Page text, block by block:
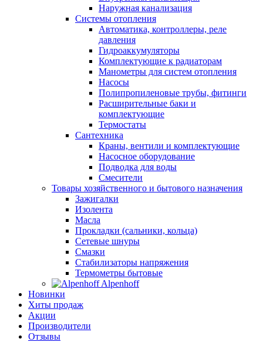
Наружная канализация
Системы отопления
Автоматика, контроллеры, реле
давления
Гидроаккумуляторы
Комплектующие к радиаторам
Манометры для систем отопления
Насосы
Полипропиленовые трубы, фитинги
Расширительные баки и
комплектующие
Термостаты
Сантехника
Краны, вентили и комплектующие
Насосное оборудование
Подводка для воды
Смесители
Товары хозяйственного и бытового назначения
Зажигалки
Изолента
Масла
Прокладки (сальники, кольца)
Сетевые шнуры
Смазки
Стабилизаторы напряжения
Термометры бытовые
Alpenhoff
Новинки
Хиты продаж
Акции
Производители
Отзывы